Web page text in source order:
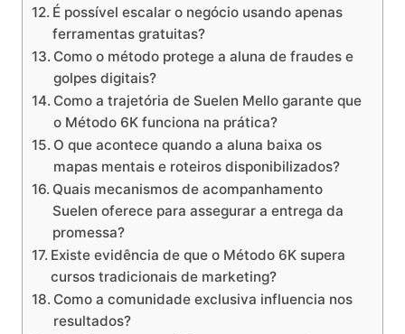
É possível escalar o negócio usando apenas
ferramentas gratuitas?
Como o método protege a aluna de fraudes e
golpes digitais?
Como a trajetória de Suelen Mello garante que
o Método 6K funciona na prática?
O que acontece quando a aluna baixa os
mapas mentais e roteiros disponibilizados?
Quais mecanismos de acompanhamento
Suelen oferece para assegurar a entrega da
promessa?
Existe evidência de que o Método 6K supera
cursos tradicionais de marketing?
Como a comunidade exclusiva influencia nos
resultados?